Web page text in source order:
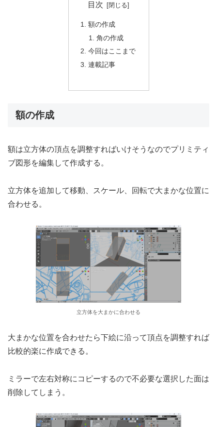
目次
額の作成
角の作成
今回はここまで
連載記事
額の作成
額は立方体の頂点を調整すればいけそうなのでプリミティ
ブ図形を編集して作成する。
立方体を追加して移動、スケール、回転で大まかな位置に
合わせる。
立方体を大まかに合わせる
大まかな位置を合わせたら下絵に沿って頂点を調整すれば
比較的楽に作成できる。
ミラーで左右対称にコピーするので不必要な選択した面は
削除してしまう。